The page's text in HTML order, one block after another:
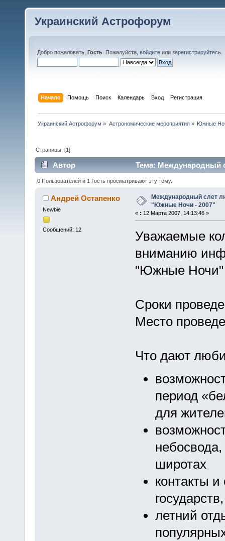
Украинский Астрофорум
Добро пожаловать, Гость . Пожалуйста, войдите или зарегистрируйтесь
Начало Помощь Поиск Календарь Вход Регистрация
Украинский Астрофорум » Астрономические мероприятия» Южные
Страницы: [1]
Автор
Тема: Международный
(Прочитано 24275 раз)
0 Пользователей и 1 Гость просматривают эту тему.
Андрей Остапенко
Newbie
Сообщений: 12
Международный слет
"Южные Ночи - 2007"
« : 12 Марта 2007, 14:13:46 »
Уважаемые
вниманию
"Южные Ночи"
Сроки
Место
Что дают
период
для
широтах
контакты
летний